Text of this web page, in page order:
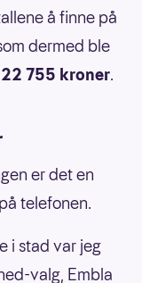
å finne på
dermed ble
755 kroner.
er det en
telefonen.
i stad var jeg
valg, Embla